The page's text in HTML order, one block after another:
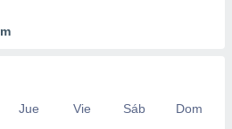
Jue Vie Sáb
Dom